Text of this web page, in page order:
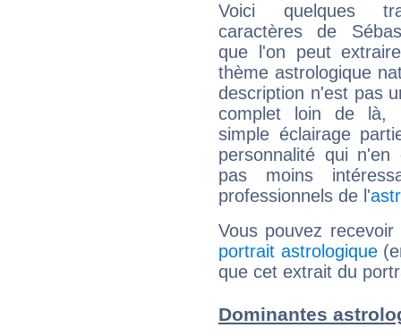
Voici quelques
caractères de
que l'on peut
thème astrologique
description n'est pas
complet loin de là,
simple éclairage
personnalité qui n'en
pas moins
professionnels de l'
Vous pouvez
portrait astrologique
que cet extrait du
Dominantes